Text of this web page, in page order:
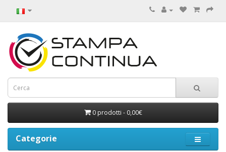
0 prodotti - 0,00€
Categorie